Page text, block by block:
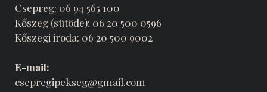
Csepreg: 06 94 565 100
Kőszeg (sütöde): 06 20 500 0596
Kőszegi iroda: 06 20 500 9002
E-mail:
csepregipekseg@gmail.com